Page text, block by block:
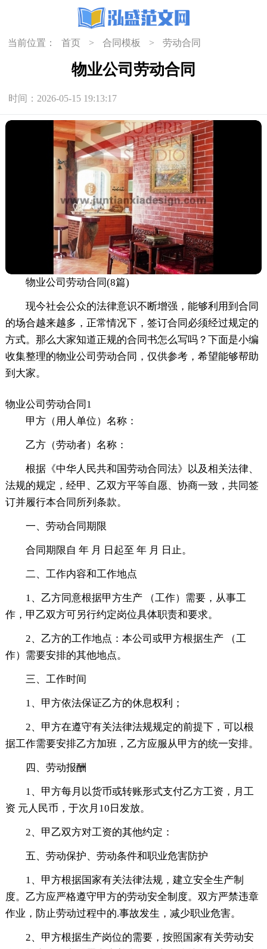
当前位置： 首页 > 合同模板 > 劳动合同
物业公司劳动合同
时间：2026-05-15 19:13:17
物业公司劳动合同(8篇)
现今社会公众的法律意识不断增强，能够利用到合同
的场合越来越多，正常情况下，签订合同必须经过规定的
方式。那么大家知道正规的合同书怎么写吗？下面是小编
收集整理的物业公司劳动合同，仅供参考，希望能够帮助
到大家。
物业公司劳动合同1
甲方（用人单位）名称：
乙方（劳动者）名称：
根据《中华人民共和国劳动合同法》以及相关法律、
法规的规定，经甲、乙双方平等自愿、协商一致，共同签
订并履行本合同所列条款。
一、劳动合同期限
合同期限自 年 月 日起至 年 月 日止。
二、工作内容和工作地点
1、乙方同意根据甲方生产 （工作）需要，从事工
作，甲乙双方可另行约定岗位具体职责和要求。
2、乙方的工作地点：本公司或甲方根据生产 （工
作）需要安排的其他地点。
三、工作时间
1、甲方依法保证乙方的休息权利；
2、甲方在遵守有关法律法规规定的前提下，可以根
据工作需要安排乙方加班，乙方应服从甲方的统一安排。
四、劳动报酬
1、甲方每月以货币或转账形式支付乙方工资，月工
资 元人民币，于次月10日发放。
2、甲乙双方对工资的其他约定：
五、劳动保护、劳动条件和职业危害防护
1、甲方根据国家有关法律法规，建立安全生产制
度。乙方应严格遵守甲方的劳动安全制度。双方严禁违章
作业，防止劳动过程中的.事故发生，减少职业危害。
2、甲方根据生产岗位的需要，按照国家有关劳动安